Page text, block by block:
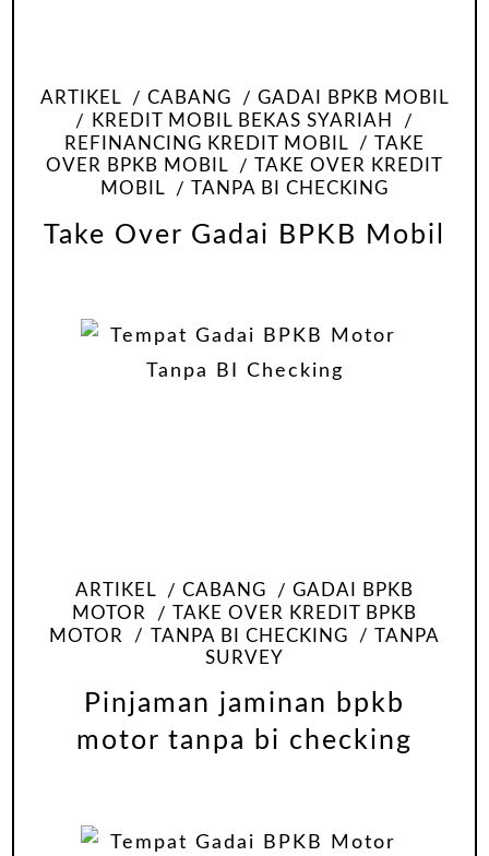
ARTIKEL CABANG
GADAI BPKB MOBIL
KREDIT MOBIL BEKAS SYARIAH
REFINANCING KREDIT MOBIL
TAKE
OVER BPKB MOBIL
TAKE OVER KREDIT
MOBIL
TANPA BI CHECKING
Take Over Gadai BPKB Mobil
ARTIKEL CABANG
GADAI BPKB
MOTOR
TAKE OVER KREDIT BPKB
MOTOR
TANPA BI CHECKING
TANPA
SURVEY
Pinjaman jaminan bpkb
motor tanpa bi checking